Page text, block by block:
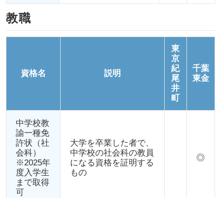
教職
資格名 説明
東
京
紀
尾
井
町
千葉
東金
中学校教
諭一種免
許状（社
会科）
※2025年
度入学生
まで取得
可
大学を卒業した者で、
中学校の社会科の教員
になる資格を証明する
もの
◎